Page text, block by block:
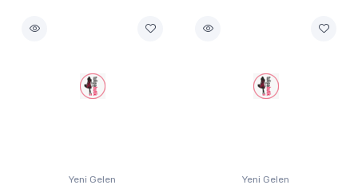
Yeni Gelen Yeni Gelen